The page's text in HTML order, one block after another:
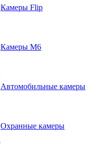
Камеры Flip
Камеры M6
Автомобильные камеры
Охранные камеры